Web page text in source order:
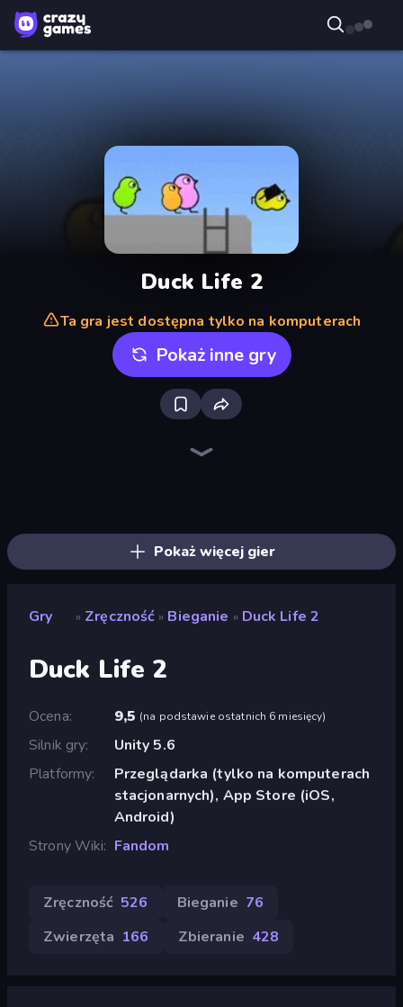
Duck Life 2
Ta gra jest dostępna tylko na komputerach
Pokaż inne gry
Pokaż więcej gier
Gry » Zręczność » Bieganie » Duck Life 2
Duck Life 2
Ocena 9,5 (na podstawie ostatnich 6 miesięcy)
Silnik gry
Unity 5.6
Platformy
Przeglądarka (tylko na komputerach
stacjonarnych), App Store (iOS,
Android)
Strony Wiki
Fandom
Zręczność 526 Bieganie 76
Zwierzęta 166 Zbieranie 428